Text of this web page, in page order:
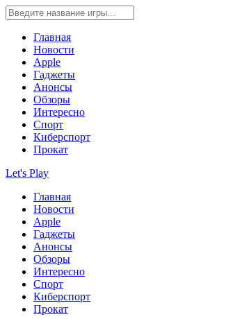
Главная
Новости
Apple
Гаджеты
Анонсы
Обзоры
Интересно
Спорт
Киберспорт
Прокат
Let's Play
Главная
Новости
Apple
Гаджеты
Анонсы
Обзоры
Интересно
Спорт
Киберспорт
Прокат